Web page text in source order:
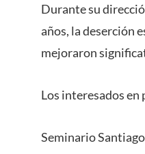
Durante su
años, la deserción
mejoraron
Los interesados
Seminario